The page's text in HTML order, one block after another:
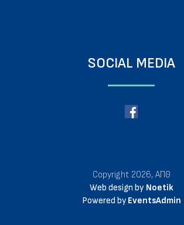
SOCIAL MEDIA
Copyright 2026, ΑΠΘ
Web design by Noetik
Powered by EventsAdmin